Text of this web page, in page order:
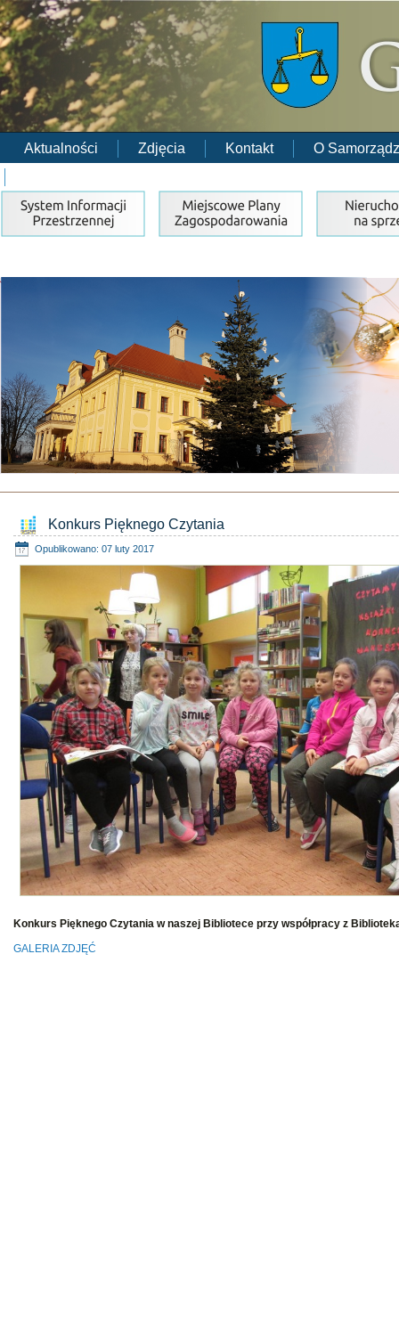
Aktualności Zdjęcia Kontakt
O
Konkurs Pięknego Czytania
Opublikowano: 07 luty 2017
Konkurs Pięknego Czytania w naszej Bibliotece przy współpracy z Biblioteką
GALERIA ZDJĘĆ